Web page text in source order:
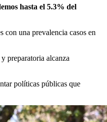
hasta el 5.3% del
con una prevalencia casos en
preparatoria alcanza
políticas públicas que